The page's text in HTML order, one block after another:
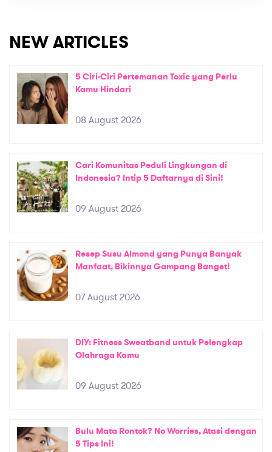
NEW ARTICLES
5 Ciri-Ciri Pertemanan Toxic yang Perlu
Kamu Hindari
08 August 2026
Cari Komunitas Peduli Lingkungan di
Indonesia? Intip 5 Daftarnya di Sini!
09 August 2026
Resep Susu Almond yang Punya Banyak
Manfaat, Bikinnya Gampang Banget!
07 August 2026
DIY: Fitness Sweatband untuk Pelengkap
Olahraga Kamu
09 August 2026
Bulu Mata Rontok? No Worries, Atasi dengan
5 Tips Ini!